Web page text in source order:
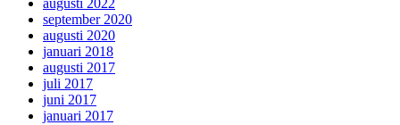
augusti 2022
september 2020
augusti 2020
januari 2018
augusti 2017
juli 2017
juni 2017
januari 2017